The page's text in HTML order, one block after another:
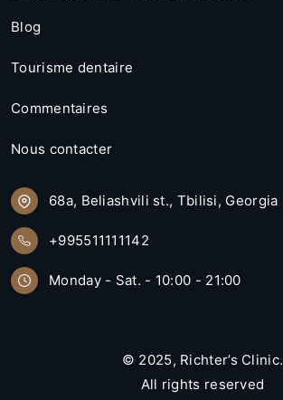
Blog
Tourisme dentaire
Commentaires
Nous contacter
68a, Beliashvili st., Tbilisi, Georgia
+995511111142
Monday - Sat. - 10:00 - 21:00
© 2025, Richter’s Clinic.
All rights reserved